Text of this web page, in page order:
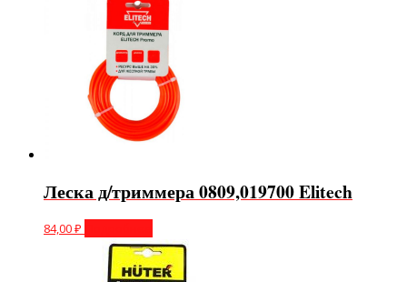
Леска д/триммера 0809,019700 Elitech
84,00₽